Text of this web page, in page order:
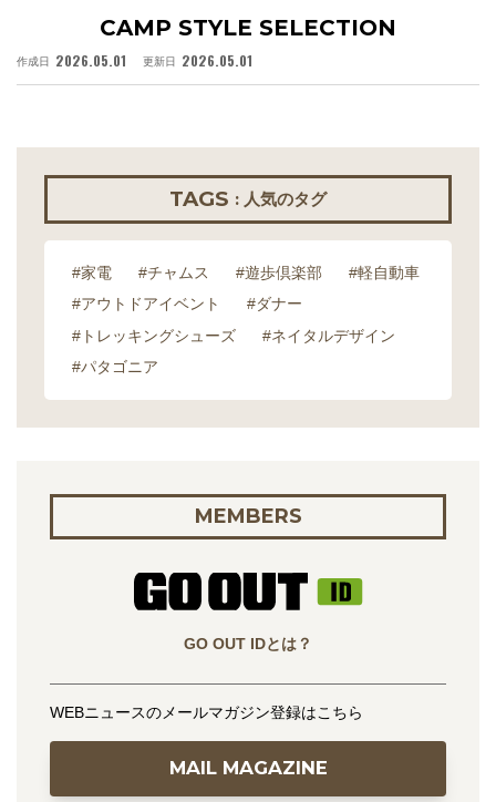
CAMP STYLE SELECTION
作成日 2026.05.01 更新日 2026.05.01
TAGS : 人気のタグ
#家電 #チャムス #遊歩倶楽部
#軽自動車
#アウトドアイベント
#ダナー
#トレッキングシューズ
#ネイタルデザイン
#パタゴニア
MEMBERS
GO OUT IDとは？
WEBニュースのメールマガジン登録はこちら
MAIL MAGAZINE